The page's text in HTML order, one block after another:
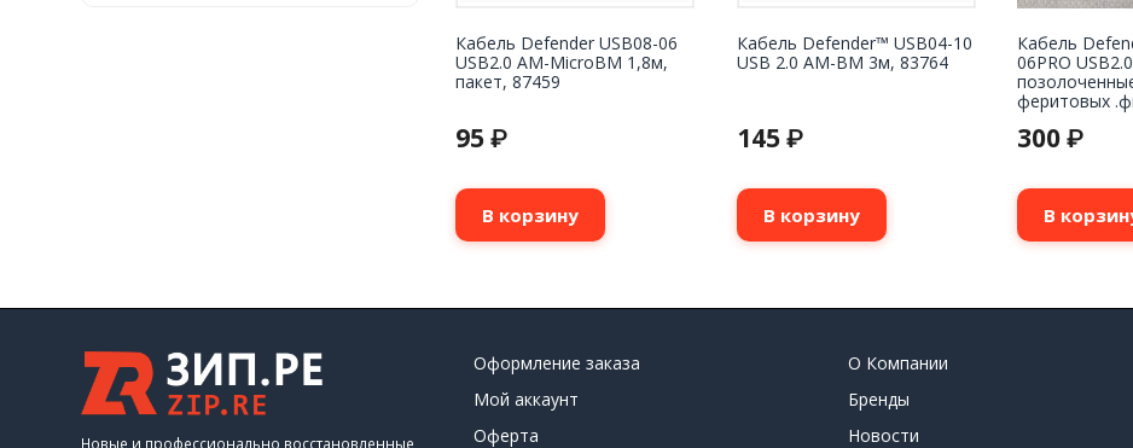
Кабель Defender USB08-06
USB2.0 AM-MicroBM 1,8м,
пакет, 87459
95 ₽
В корзину
Кабель Defender™ USB04-10
USB 2.0 AM-BM 3м, 83764
145 ₽
В корзину
Кабель
06PRO
феритовых
300₽
В
Новые и профессионально восстановленные
Оформление заказа
Мой аккаунт
Оферта
О Компании
Бренды
Новости